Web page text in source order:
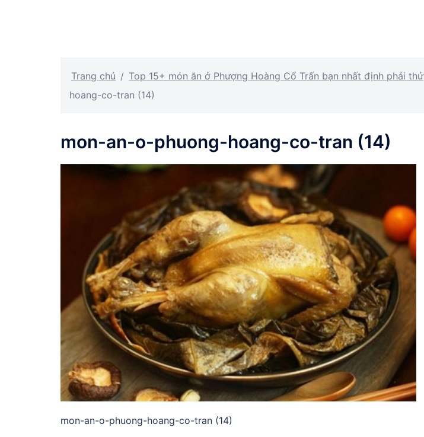
Trang chủ / Top 15+ món ăn ở Phượng Hoàng Cổ Trấn bạn nhất định phải thử
hoang-co-tran (14)
mon-an-o-phuong-hoang-co-tran (14)
mon-an-o-phuong-hoang-co-tran (14)